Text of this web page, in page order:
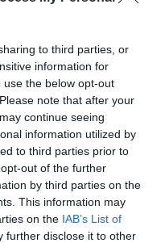
to third parties, or
information for
the below opt-out
note that after your
continue seeing
information utilized by
to third parties prior to
out of the further
by third parties on the
This information may
on the IAB’s List of
further disclose it to other
d’Afrique. Longtemps
additionnel. Les
ce scénario haletant.
période qu’ils ont
d’Alain Giresse
se sont éteints. Très
le Sénégal a été
Limité à la reprise, le